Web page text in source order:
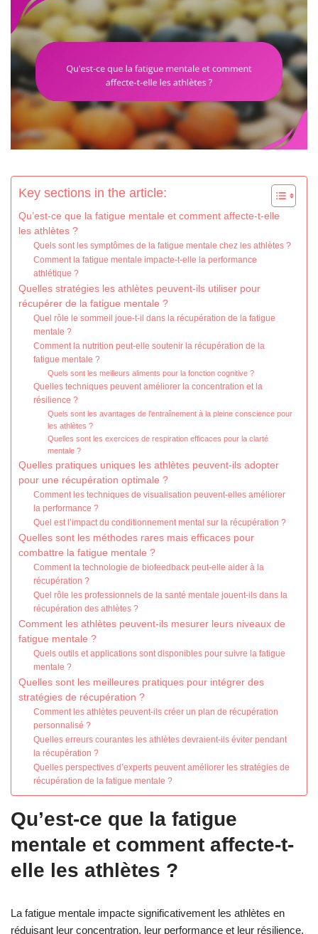
Key sections in the article:
Qu’est-ce que la fatigue mentale et comment affecte-t-elle
les athlètes ?
Quels sont les symptômes de la fatigue mentale chez les athlètes ?
Comment la fatigue mentale impacte-t-elle la performance
athlétique ?
Quelles stratégies les athlètes peuvent-ils utiliser pour
récupérer de la fatigue mentale ?
Quel rôle le sommeil joue-t-il dans la récupération de la fatigue
mentale ?
Comment la nutrition peut-elle soutenir la récupération de la
fatigue mentale ?
Quels sont les meilleurs aliments pour la fonction cognitive ?
Quelles techniques peuvent améliorer la concentration et la
résilience ?
Quels sont les avantages de l’entraînement à la pleine conscience pour
les athlètes ?
Quelles sont les exercices de respiration efficaces pour la clarté
mentale ?
Quelles pratiques uniques les athlètes peuvent-ils adopter
pour une récupération optimale ?
Comment les techniques de visualisation peuvent-elles améliorer
la performance ?
Quel est l’impact du conditionnement mental sur la récupération ?
Quelles sont les méthodes rares mais efficaces pour
combattre la fatigue mentale ?
Comment la technologie de biofeedback peut-elle aider à la
récupération ?
Quel rôle les professionnels de la santé mentale jouent-ils dans la
récupération des athlètes ?
Comment les athlètes peuvent-ils mesurer leurs niveaux de
fatigue mentale ?
Quels outils et applications sont disponibles pour suivre la fatigue
mentale ?
Quelles sont les meilleures pratiques pour intégrer des
stratégies de récupération ?
Comment les athlètes peuvent-ils créer un plan de récupération
personnalisé ?
Quelles erreurs courantes les athlètes devraient-ils éviter pendant
la récupération ?
Quelles perspectives d’experts peuvent améliorer les stratégies de
récupération de la fatigue mentale ?
Qu’est-ce que la fatigue
mentale et comment affecte-t-
elle les athlètes ?
La fatigue mentale impacte significativement les athlètes en
réduisant leur concentration, leur performance et leur résilience.